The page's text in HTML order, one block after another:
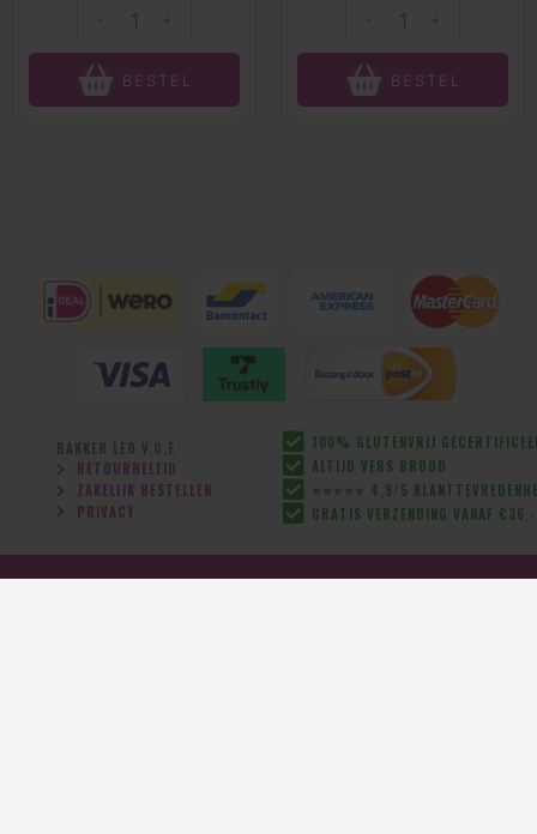
+
BESTEL
+
BESTEL
RETOURBELEID
ZAKELIJK BESTELLEN
PRIVACY
100% GLUTENVRIJ
ALTIJD VERS BROOD
⭐⭐⭐⭐⭐ 4,9/5
GRATIS VERZENDING VANAF €36,-